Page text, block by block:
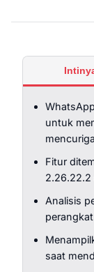
untuk
Fitur
2.26.22.2
Analisis
saat